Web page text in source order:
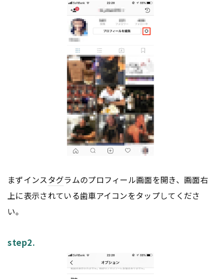
まずインスタグラムのプロフィール画面を開き、画面右
上に表示されている歯車アイコンをタップしてくださ
い。
step2.